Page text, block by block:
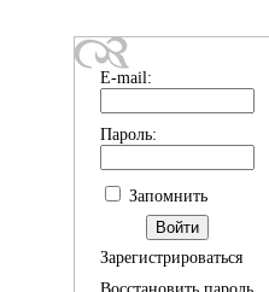
E-mail:
Пароль:
Запомнить
Зарегистрироваться